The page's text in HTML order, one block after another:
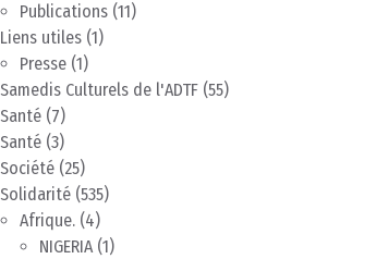
Publications (11)
Liens utiles (1)
Presse (1)
Samedis Culturels de l'ADTF (55)
Santé (7)
Santé (3)
Société (25)
Solidarité (535)
Afrique. (4)
NIGERIA(1)